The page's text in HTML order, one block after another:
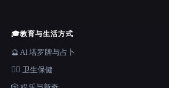
🎓教育与生活方式
🔮 AI 塔罗牌与占卜
👩‍⚕️ 卫生保健